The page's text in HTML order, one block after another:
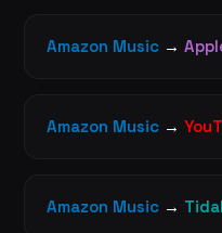
Amazon Music →
Amazon Music →
Amazon Music → Tidal